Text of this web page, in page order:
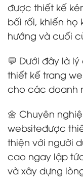
được thiết kế
bối rối, khiến
hướng và cuối
💬 Dưới đây là
thiết kế trang
cho các doanh
🌼 Chuyên
websiteđược
thiện với người
cao ngay lập
và xây dựng